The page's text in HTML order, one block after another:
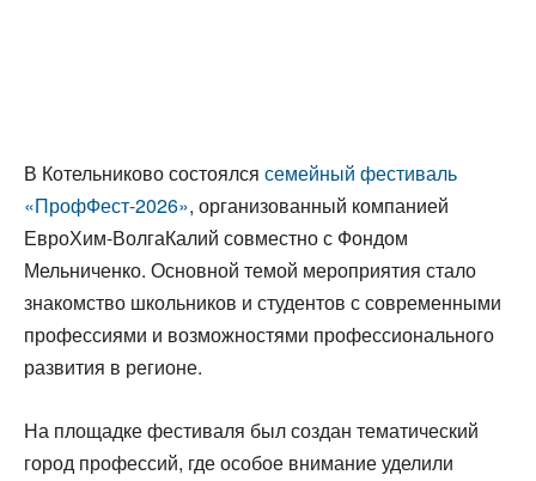
В Котельниково состоялся семейный фестиваль
«ПрофФест-2026», организованный компанией
ЕвроХим-ВолгаКалий совместно с Фондом
Мельниченко. Основной темой мероприятия стало
знакомство школьников и студентов с современными
профессиями и возможностями профессионального
развития в регионе.
На площадке фестиваля был создан тематический
город профессий, где особое внимание уделили